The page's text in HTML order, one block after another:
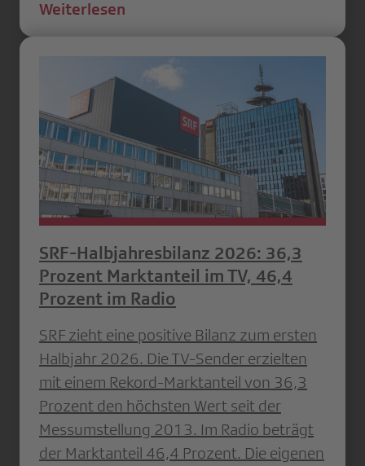
Weiterlesen
SRF-Halbjahresbilanz 2026: 36,3
Prozent Marktanteil im TV, 46,4
Prozent im Radio
SRF zieht eine positive Bilanz zum ersten
Halbjahr 2026. Die TV-Sender erzielten
mit einem Rekord-Marktanteil von 36,3
Prozent den höchsten Wert seit der
Messumstellung 2013. Im Radio beträgt
der Marktanteil 46,4 Prozent. Die eigenen